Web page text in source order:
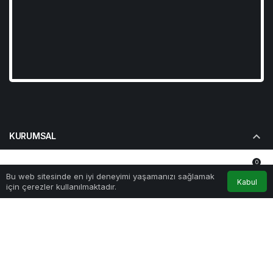
Bu web sitesinde en iyi deneyimi yaşamanızı sağlamak
için çerezler kullanılmaktadır.
Kabul
KURUMSAL
BAĞLANTILAR
POPÜLER SAYFALAR
Anasayfa Akış Hesabım Bildirimler
0